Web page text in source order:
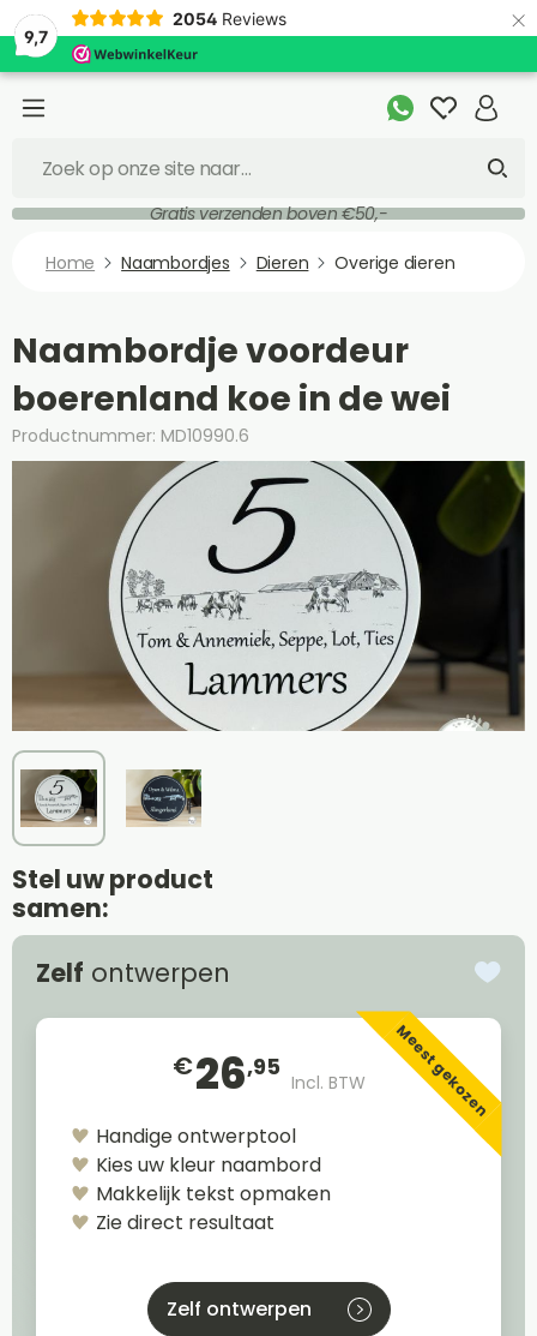
9,7
2054 Reviews ×
Gratis verzenden boven €50,-
Home Naambordjes Dieren Overige dieren
Naambordje voordeur
boerenland koe in de wei
Productnummer: MD10990.6
Stel uw product
samen:
Zelf ontwerpen
€26,95
Incl. BTW Meest gekozen
Handige ontwerptool
Kies uw kleur naambord
Makkelijk tekst opmaken
Zie direct resultaat
Zelf ontwerpen